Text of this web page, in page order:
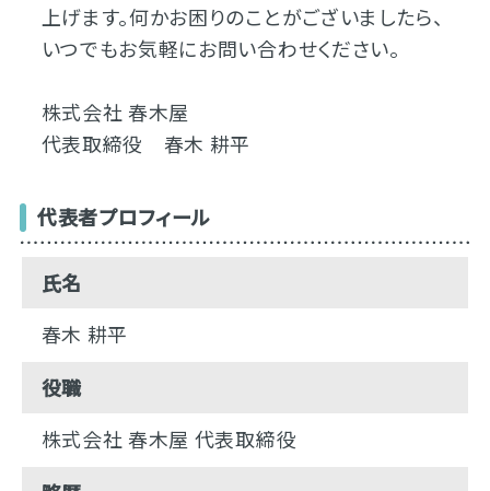
上げます。何かお困りのことがございましたら、
いつでもお気軽にお問い合わせください。
株式会社 春木屋
代表取締役 春木 耕平
代表者プロフィール
氏名
春木 耕平
役職
株式会社 春木屋 代表取締役